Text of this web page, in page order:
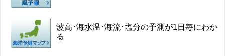
波高･海水温･海流･塩分の予測が1日毎にわか
る